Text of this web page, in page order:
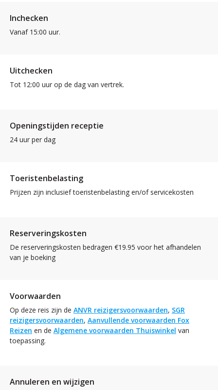
Inchecken
Vanaf 15:00 uur.
Uitchecken
Tot 12:00 uur op de dag van vertrek.
Openingstijden receptie
24 uur per dag
Toeristenbelasting
Prijzen zijn inclusief toeristenbelasting en/of servicekosten
Reserveringskosten
De reserveringskosten bedragen €19.95 voor het afhandelen
van je boeking
Voorwaarden
Op deze reis zijn de ANVR reizigersvoorwaarden, SGR
reizigersvoorwaarden, Aanvullende voorwaarden Fox
Reizen en de Algemene voorwaarden Thuiswinkel van
toepassing.
Annuleren en wijzigen